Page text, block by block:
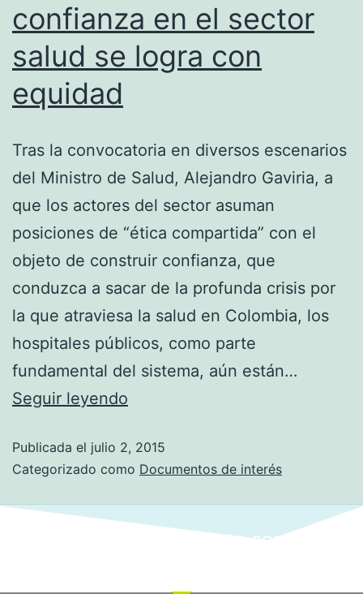
confianza en el sector
salud se logra con
equidad
Tras la convocatoria en diversos escenarios
del Ministro de Salud, Alejandro Gaviria, a
que los actores del sector asuman
posiciones de “ética compartida” con el
objeto de construir confianza, que
conduzca a sacar de la profunda crisis por
la que atraviesa la salud en Colombia, los
hospitales públicos, como parte
fundamental del sistema, aún están…
Seguir leyendo
Publicada el julio 2, 2015
Categorizado como Documentos de interés
Ponte en contacto con